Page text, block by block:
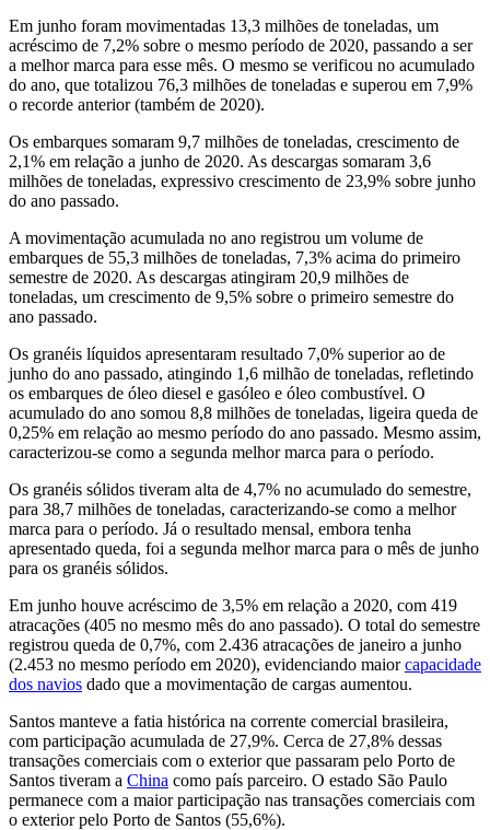
Em junho foram movimentadas 13,3 milhões de toneladas, um
acréscimo de 7,2% sobre o mesmo período de 2020, passando a ser
a melhor marca para esse mês. O mesmo se verificou no acumulado
do ano, que totalizou 76,3 milhões de toneladas e superou em 7,9%
o recorde anterior (também de 2020).
Os embarques somaram 9,7 milhões de toneladas, crescimento de
2,1% em relação a junho de 2020. As descargas somaram 3,6
milhões de toneladas, expressivo crescimento de 23,9% sobre junho
do ano passado.
A movimentação acumulada no ano registrou um volume de
embarques de 55,3 milhões de toneladas, 7,3% acima do primeiro
semestre de 2020. As descargas atingiram 20,9 milhões de
toneladas, um crescimento de 9,5% sobre o primeiro semestre do
ano passado.
Os granéis líquidos apresentaram resultado 7,0% superior ao de
junho do ano passado, atingindo 1,6 milhão de toneladas, refletindo
os embarques de óleo diesel e gasóleo e óleo combustível. O
acumulado do ano somou 8,8 milhões de toneladas, ligeira queda de
0,25% em relação ao mesmo período do ano passado. Mesmo assim,
caracterizou-se como a segunda melhor marca para o período.
Os granéis sólidos tiveram alta de 4,7% no acumulado do semestre,
para 38,7 milhões de toneladas, caracterizando-se como a melhor
marca para o período. Já o resultado mensal, embora tenha
apresentado queda, foi a segunda melhor marca para o mês de junho
para os granéis sólidos.
Em junho houve acréscimo de 3,5% em relação a 2020, com 419
atracações (405 no mesmo mês do ano passado). O total do semestre
registrou queda de 0,7%, com 2.436 atracações de janeiro a junho
(2.453 no mesmo período em 2020), evidenciando maiorcapacidade
dos navios dado que a movimentação de cargas aumentou.
Santos manteve a fatia histórica na corrente comercial brasileira,
com participação acumulada de 27,9%. Cerca de 27,8% dessas
transações comerciais com o exterior que passaram pelo Porto de
Santos tiveram a China como país parceiro. O estado São Paulo
permanece com a maior participação nas transações comerciais com
o exterior pelo Porto de Santos (55,6%).